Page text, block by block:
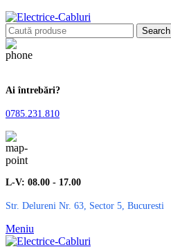
Search
Ai întrebări?
0785.231.810
L-V: 08.00 - 17.00
Str. Delureni Nr. 63, Sector 5, Bucuresti
Meniu